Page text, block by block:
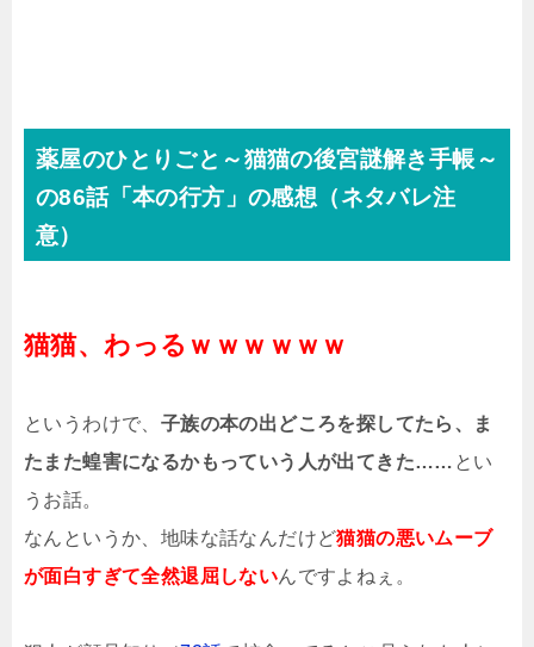
薬屋のひとりごと～猫猫の後宮謎解き手帳～
の86話「本の行方」の感想（ネタバレ注
意）
猫猫、わっるｗｗｗｗｗｗ
というわけで、 子族の本の出どころを探してたら、ま
たまた蝗害になるかもっていう人が出てきた…… とい
うお話。
なんというか、地味な話なんだけど猫猫の悪いムーブ
が面白すぎて全然退屈しないんですよねぇ。